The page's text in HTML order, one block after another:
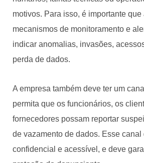
motivos. Para isso, é importante que
mecanismos de monitoramento e
indicar anomalias, invasões,
perda de dados.
A empresa também deve ter um
permita que os funcionários, os
fornecedores possam reportar
de vazamento de dados. Esse canal
confidencial e acessível, e deve